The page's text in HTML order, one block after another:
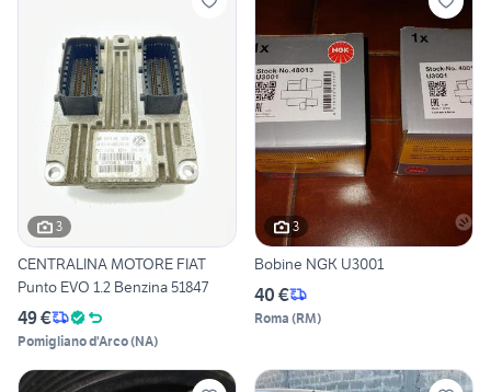
3
CENTRALINA MOTORE FIAT
Punto EVO 1.2 Benzina 51847
49 €
Pomigliano d'Arco(NA)
3
Bobine NGK U3001
40 €
Roma (RM)